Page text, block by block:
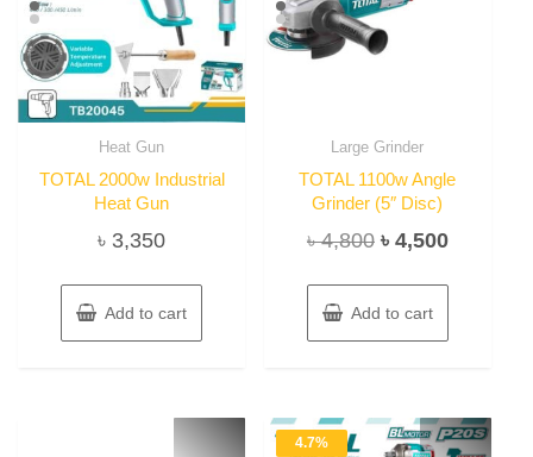
Heat Gun
TOTAL 2000w Industrial
Heat Gun
৳ 3,350
Add to cart
Large Grinder
TOTAL 1100w Angle
Grinder (5″ Disc)
৳4,800 Original
was:
৳ 4,800.
৳ 4,500Current
৳ 4,500.
Add to cart
4.7%